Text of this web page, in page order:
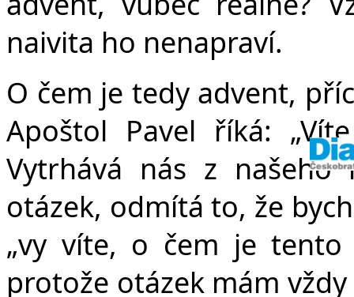
naivita ho nenapraví.
O čem je tedy advent,
Apoštol Pavel říká:
Vytrhává nás z našeho
otázek, odmítá to, že
„vy víte, o čem je
protože otázek mám